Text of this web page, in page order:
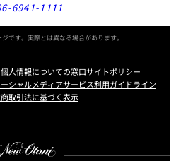
6941-1111
です。実際とは異なる場合があります。
個人情報についての窓口サイトポリシー
シャルメディアサービス利用ガイドライン
取引法に基づく表示